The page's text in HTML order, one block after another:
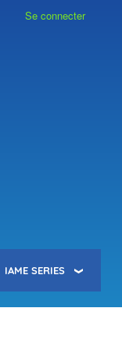
Se connecter
IAME SERIES